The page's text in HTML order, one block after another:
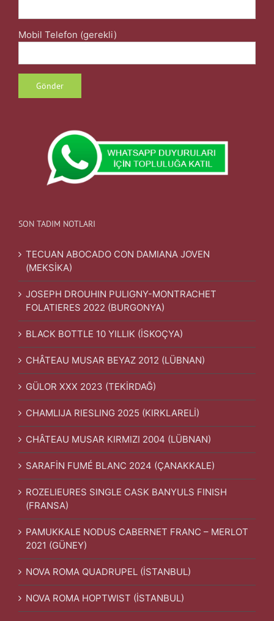
Mobil Telefon (gerekli)
SON TADIM NOTLARI
TECUAN ABOCADO CON DAMIANA JOVEN
(MEKSİKA)
JOSEPH DROUHIN PULIGNY-MONTRACHET
FOLATIERES 2022 (BURGONYA)
BLACK BOTTLE 10 YILLIK (İSKOÇYA)
CHÂTEAU MUSAR BEYAZ 2012 (LÜBNAN)
GÜLOR XXX 2023 (TEKİRDAĞ)
CHAMLIJA RIESLING 2025 (KIRKLARELİ)
CHÂTEAU MUSAR KIRMIZI 2004 (LÜBNAN)
SARAFİN FUMÉ BLANC 2024 (ÇANAKKALE)
ROZELIEURES SINGLE CASK BANYULS FINISH
(FRANSA)
PAMUKKALE NODUS CABERNET FRANC – MERLOT
2021 (GÜNEY)
NOVA ROMA QUADRUPEL (İSTANBUL)
NOVA ROMA HOPTWIST (İSTANBUL)